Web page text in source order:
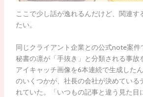
ここで少し話が逸れるんだけど、関連す
たい。
同じクライアント企業との公式note案件
秘書の凛が「手抜き」と分類される事故
アイキャッチ画像を6本連続で生成した
のいくつかが、社長の会社が決めている
れていた。「いつもの記事と違う見た目